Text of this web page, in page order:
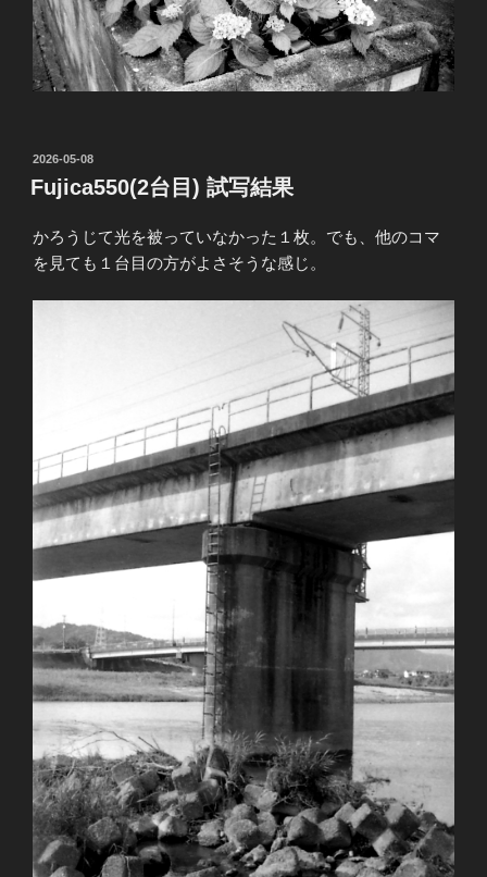
投
稿
日:
2026-05-08
Fujica550(2台目) 試写結果
かろうじて光を被っていなかった１枚。でも、他のコマ
を見ても１台目の方がよさそうな感じ。